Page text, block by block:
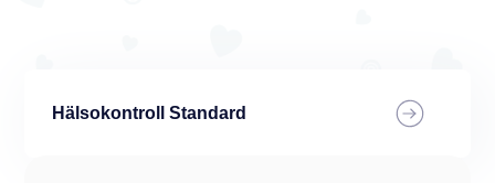
Hälsokontroll Standard